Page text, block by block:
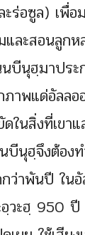
ร่อซูล) เพื่
ละสอนลูก
บีนุฮฺมาประ
ภาพแด่อัลล
ในสิ่งที่เขา
บีนุฮฺจึงต้อง
ว่าพันปี ใน
อฺวะฮฺ 950